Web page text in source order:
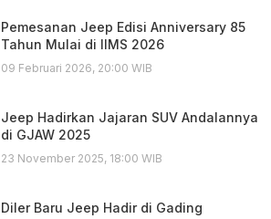
Pemesanan Jeep Edisi Anniversary 85
Tahun Mulai di IIMS 2026
09 Februari 2026, 20:00 WIB
Jeep Hadirkan Jajaran SUV Andalannya
di GJAW 2025
23 November 2025, 18:00 WIB
Diler Baru Jeep Hadir di Gading